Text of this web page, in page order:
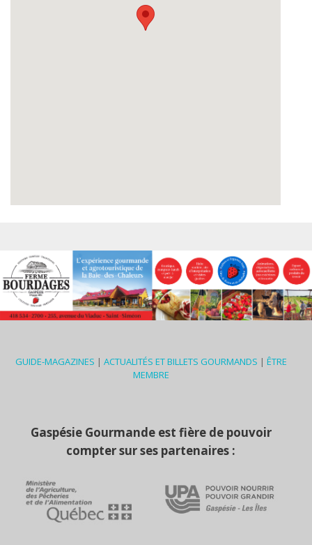
GUIDE-MAGAZINES | ACTUALITÉS ET BILLETS GOURMANDS | ÊTRE
MEMBRE
Gaspésie Gourmande est fière de pouvoir
compter sur ses partenaires :